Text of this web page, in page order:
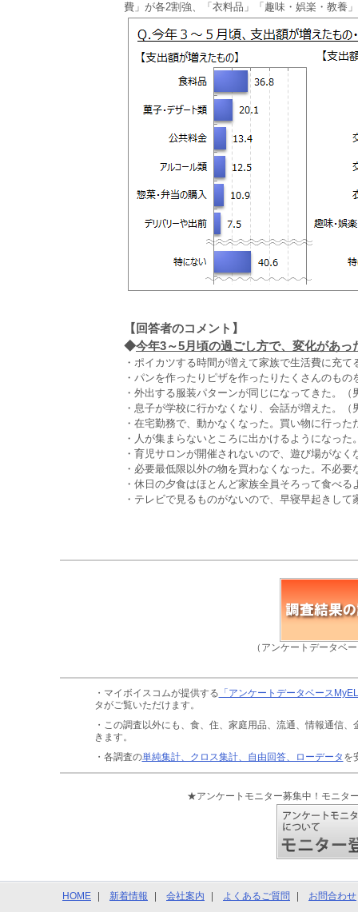
費」が各2割強、「衣料品」「趣味・娯楽・教養
【回答者のコメント】
◆今年3～5月頃の過ごし方で、変化があっ
・ポイカツする時間が増えて家族で生活費に充
・パンを作ったりピザを作ったりたくさんのも
・外出する服装パターンが同じになってきた。（
・息子が学校に行かなくなり、会話が増えた。（
・在宅勤務で、動かなくなった。買い物に行っ
・人が集まらないところに出かけるようになった
・育児サロンが開催されないので、遊び場がなく
・必要最低限以外の物を買わなくなった。不必
・休日の夕食はほとんど家族全員そろって食べ
・テレビで見るものがないので、早寝早起きし
（アンケートデータベ
・マイボイスコムが提供する 「アンケートデータベース
タがご覧いただけます。
・この調査以外にも、食、住、家庭用品、流通、情報通信、
きます。
・各調査の単純集計、クロス集計、自由回答、ローデータ を
★アンケートモニター募集中！モニタ
HOME 新着情報 会社案内 よくあるご質問 お問合わせ